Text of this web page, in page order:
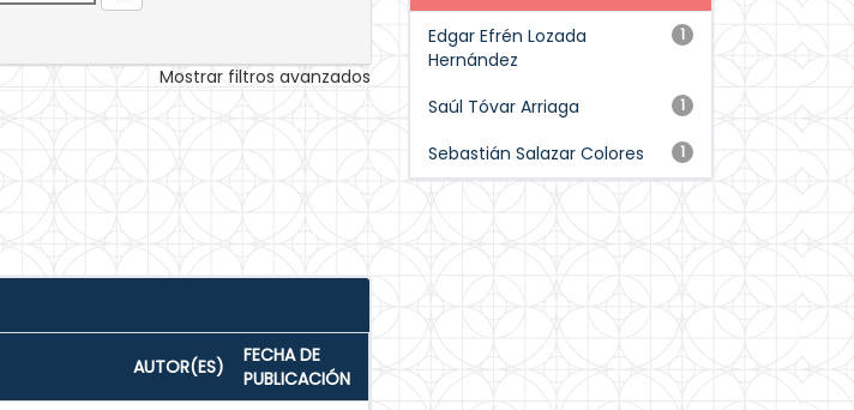
Mostrar filtros avanzados
AUTOR(ES)
FECHA DE
PUBLICACIÓN
1
Edgar Efrén Lozada
Hernández
1
Saúl Tóvar Arriaga
1
Sebastián Salazar Colores